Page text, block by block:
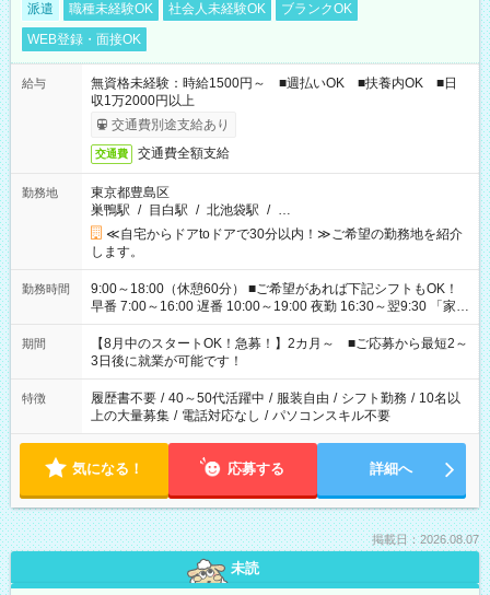
派遣 職種未経験OK 社会人未経験OK
ブランクOK
WEB登録・面接OK
給与
無資格未経験：時給1500円～ ■週払いOK ■扶養内OK ■日
収1万2000円以上
交通費別途支給あり
交通費 交通費全額支給
勤務地
東京都豊島区
巣鴨駅 / 目白駅 / 北池袋駅 / …
≪自宅からドアtoドアで30分以内！≫ご希望の勤務地を紹介
します。
勤務時間
9:00～18:00（休憩60分） ■ご希望があれば下記シフトもOK！
早番 7:00～16:00 遅番 10:00～19:00 夜勤 16:30～翌9:30 「家族
と休みを合わせたい」 「余裕を持って夕飯の準備がしたい」
「できれば残業はしたくない」 など、ご希望を教えてください
ね。 ※Wワーク希望の方へ 今ご覧のお仕事で希望する勤務時間
と、もう1つのお仕事の勤務時間。 合計で週40時間を超える場
合は応募できません。
期間
【8月中のスタートOK！急募！】2カ月～ ■ご応募から最短2～
3日後に就業が可能です！
特徴 履歴書不要 / 40～50代活躍中 / 服装自由 / シフト勤務 / 10名以
上の大量募集 / 電話対応なし / パソコンスキル不要
気になる！ 応募する 詳細へ
掲載日：2026.08.07
未読